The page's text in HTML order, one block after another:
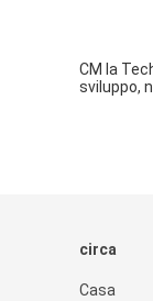
CM la
sviluppo,
circa
Casa